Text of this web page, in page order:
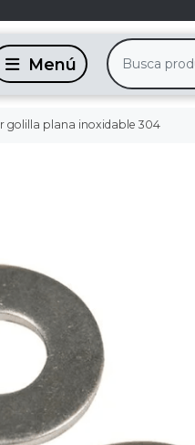
golilla plana inoxidable 304